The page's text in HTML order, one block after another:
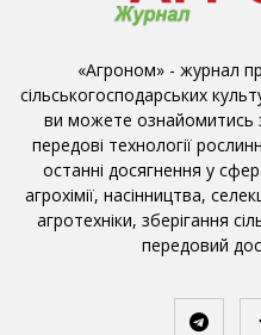
«Агроном» - журнал
сільськогосподарських
ви можете ознайомитись
передові технології
останні досягнення у
агрохімії, насінництва,
агротехніки, зберігання
передовий